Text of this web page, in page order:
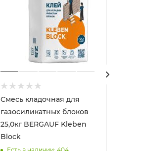
Смесь кладочная для
газосиликатных блоков
25,0кг BERGAUF Kleben
Block